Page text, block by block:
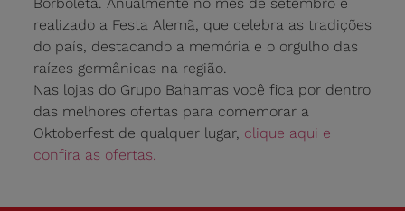
realizado a Festa Alemã, que celebra as tradições
do país, destacando a memória e o orgulho das
raízes germânicas na região.
Nas lojas do Grupo Bahamas você fica por dentro
das melhores ofertas para comemorar a
Oktoberfest de qualquer lugar, clique aqui e
confira as ofertas.